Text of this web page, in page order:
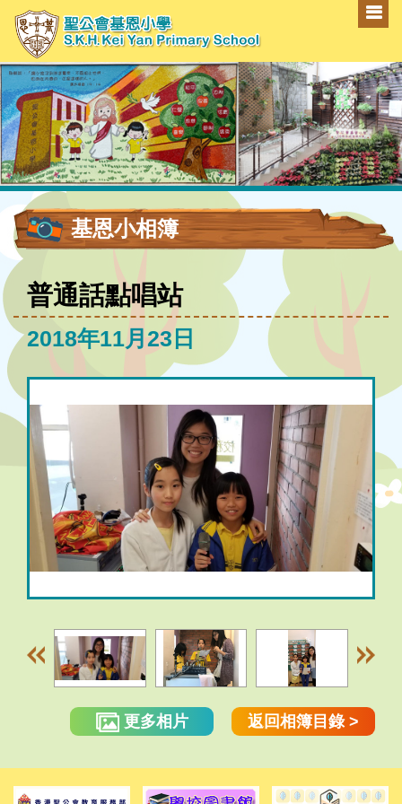
基恩小相簿
普通話點唱站
2018年11月23日
更多相片 返回相簿目錄 >